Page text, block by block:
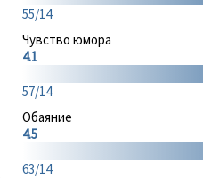
55/14
Чувство юмора
4.1
57/14
Обаяние
4.5
63/14